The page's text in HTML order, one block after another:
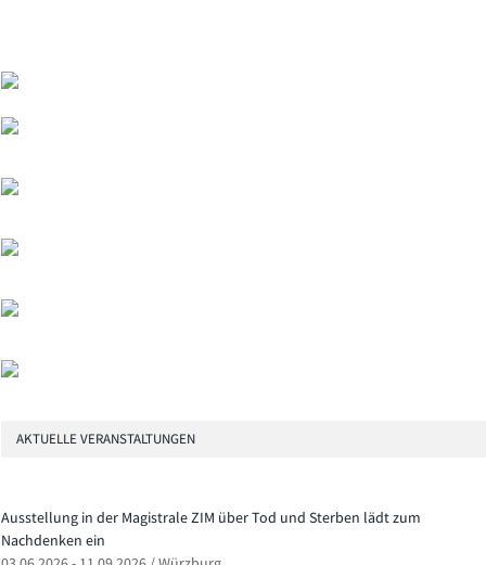
AKTUELLE VERANSTALTUNGEN
Ausstellung in der Magistrale ZIM über Tod und Sterben lädt zum
Nachdenken ein